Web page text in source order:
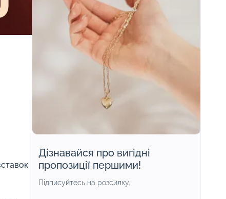
Дізнавайся про вигідні
пропозиції першими!
Підписуйтесь на розсилку.